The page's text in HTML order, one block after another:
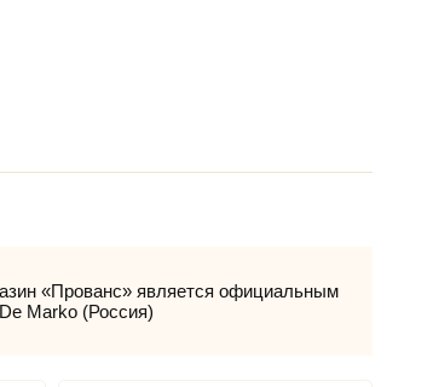
«Прованс» является официальным
Marko (Россия)